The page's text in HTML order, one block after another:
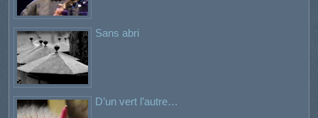
Sans abri
D’un vert l’autre…